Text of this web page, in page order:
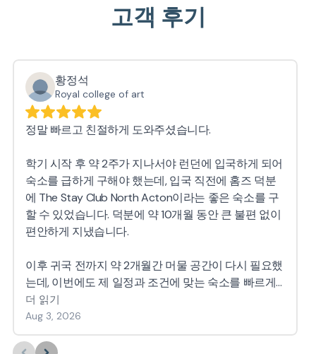
고객 후기